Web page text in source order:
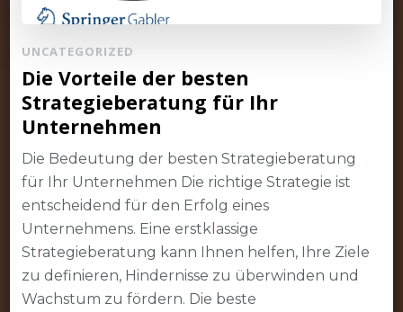
UNCATEGORIZED
Die Vorteile der besten
Strategieberatung für Ihr
Unternehmen
Die Bedeutung der besten Strategieberatung
für Ihr Unternehmen Die richtige Strategie ist
entscheidend für den Erfolg eines
Unternehmens. Eine erstklassige
Strategieberatung kann Ihnen helfen, Ihre Ziele
zu definieren, Hindernisse zu überwinden und
Wachstum zu fördern. Die beste